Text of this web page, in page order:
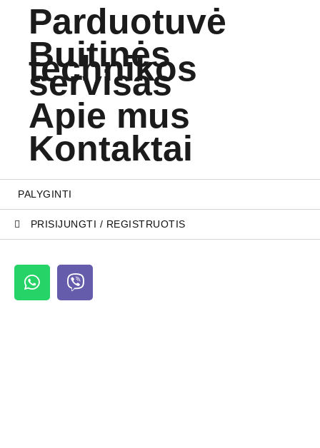
Parduotuvė
Buitinės
technikos
servisas
Apie mus
Kontaktai
PALYGINTI
PRISIJUNGTI / REGISTRUOTIS